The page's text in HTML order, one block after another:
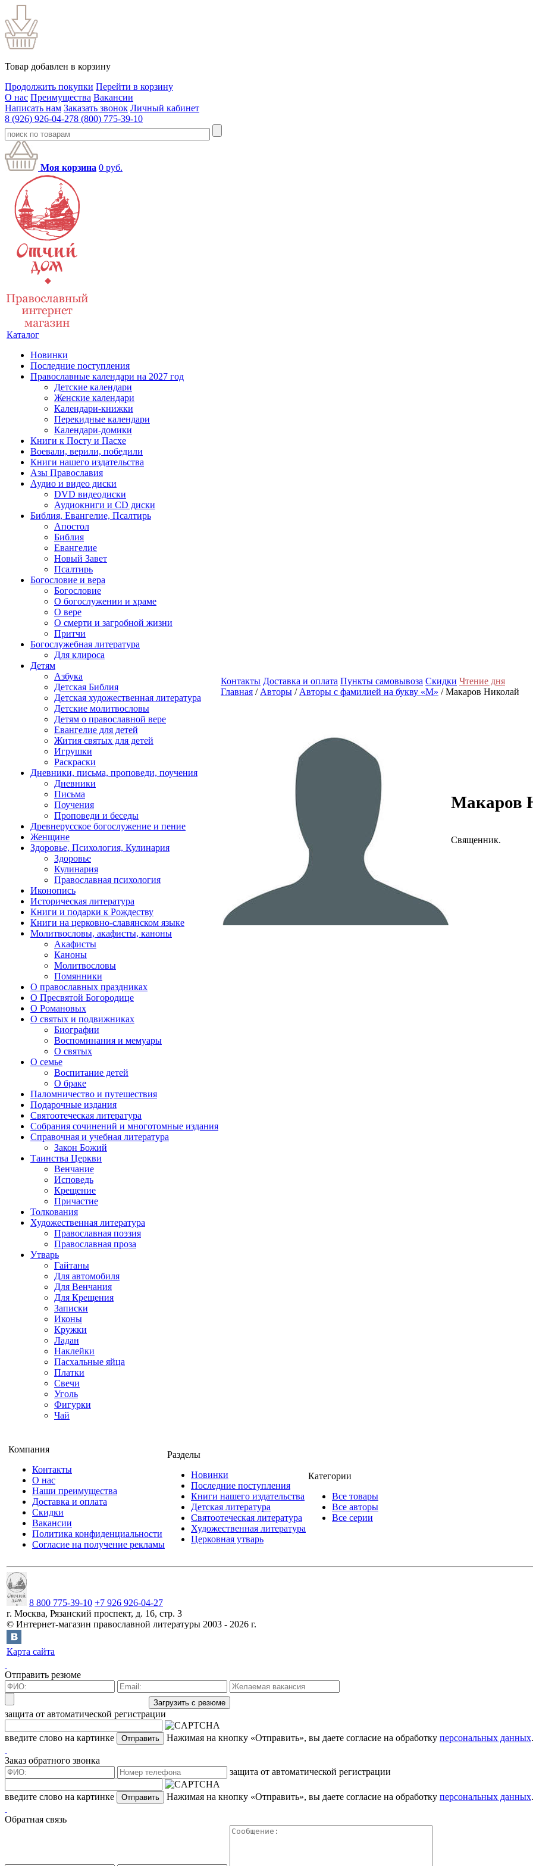
Товар добавлен в корзину
Продолжить покупки Перейти в корзину
О нас Преимущества Вакансии
Написать нам Заказать звонок Личный кабинет
8 (926) 926-04-278 (800) 775-39-10
Моя корзина 0 руб.
Каталог
Новинки
Последние поступления
Православные календари на 2027 год
Детские календари
Женские календари
Календари-книжки
Перекидные календари
Календари-домики
Книги к Посту и Пасхе
Воевали, верили, победили
Книги нашего издательства
Азы Православия
Аудио и видео диски
DVD видеодиски
Аудиокниги и CD диски
Библия, Евангелие, Псалтирь
Апостол
Библия
Евангелие
Новый Завет
Псалтирь
Богословие и вера
Богословие
О богослужении и храме
О вере
О смерти и загробной жизни
Притчи
Богослужебная литература
Для клироса
Детям
Азбука
Детская Библия
Детская художественная литература
Детские молитвословы
Детям о православной вере
Евангелие для детей
Жития святых для детей
Игрушки
Раскраски
Дневники, письма, проповеди, поучения
Дневники
Письма
Поучения
Проповеди и беседы
Древнерусское богослужение и пение
Женщине
Здоровье, Психология, Кулинария
Здоровье
Кулинария
Православная психология
Иконопись
Историческая литература
Книги и подарки к Рождеству
Книги на церковно-славянском языке
Молитвословы, акафисты, каноны
Акафисты
Каноны
Молитвословы
Помянники
О православных праздниках
О Пресвятой Богородице
О Романовых
О святых и подвижниках
Биографии
Воспоминания и мемуары
О святых
О семье
Воспитание детей
О браке
Паломничество и путешествия
Подарочные издания
Святоотеческая литература
Собрания сочинений и многотомные издания
Справочная и учебная литература
Закон Божий
Таинства Церкви
Венчание
Исповедь
Крещение
Причастие
Толкования
Художественная литература
Православная поэзия
Православная проза
Утварь
Гайтаны
Для автомобиля
Для Венчания
Для Крещения
Записки
Иконы
Кружки
Ладан
Наклейки
Пасхальные яйца
Платки
Свечи
Уголь
Фигурки
Чай
Контакты Доставка и оплата Пункты самовывоза Скидки Чтение дня
Главная / Авторы / Авторы с фамилией на букву «М» / Макаров Николай
Макаров
Священник.
Компания
Контакты
О нас
Наши преимущества
Доставка и оплата
Скидки
Вакансии
Политика конфиденциальности
Согласие на получение рекламы
Разделы
Новинки
Последние поступления
Книги нашего издательства
Детская литература
Святоотеческая литература
Художественная литература
Церковная утварь
Категории
Все товары
Все авторы
Все серии
8 800 775-39-10 +7 926 926-04-27
г. Москва, Рязанский проспект, д. 16, стр. 3
© Интернет-магазин православной литературы 2003 - 2026 г.
Карта сайта
Отправить резюме
защита от автоматической регистрации
введите слово на картинке Нажимая на кнопку «Отправить», вы даете согласие на обработку персональных данных.
Заказ обратного звонка
защита от автоматической регистрации
введите слово на картинке Нажимая на кнопку «Отправить», вы даете согласие на обработку персональных данных.
Обратная связь